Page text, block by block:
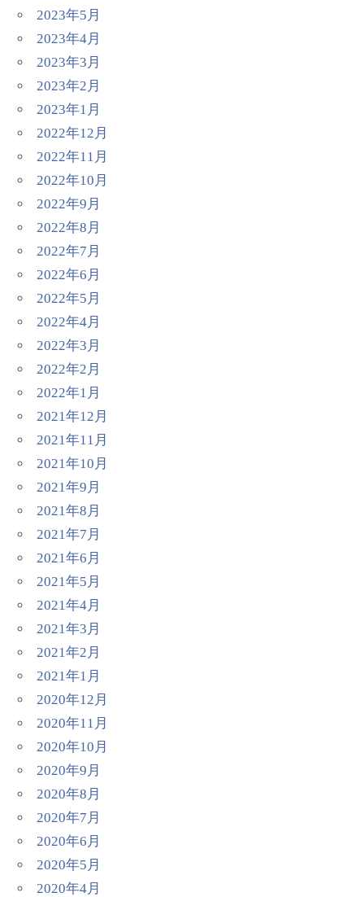
2023年5月
2023年4月
2023年3月
2023年2月
2023年1月
2022年12月
2022年11月
2022年10月
2022年9月
2022年8月
2022年7月
2022年6月
2022年5月
2022年4月
2022年3月
2022年2月
2022年1月
2021年12月
2021年11月
2021年10月
2021年9月
2021年8月
2021年7月
2021年6月
2021年5月
2021年4月
2021年3月
2021年2月
2021年1月
2020年12月
2020年11月
2020年10月
2020年9月
2020年8月
2020年7月
2020年6月
2020年5月
2020年4月